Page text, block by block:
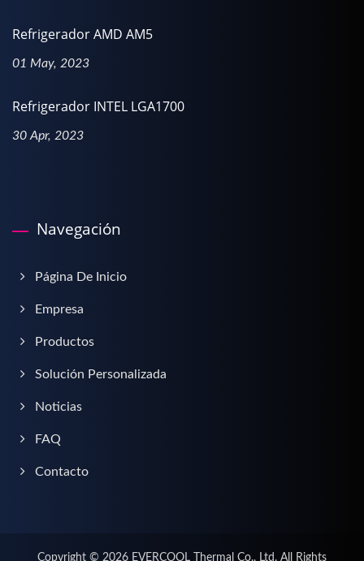
Refrigerador AMD AM5
01 May, 2023
Refrigerador INTEL LGA1700
30 Apr, 2023
Navegación
Página De Inicio
Empresa
Productos
Solución Personalizada
Noticias
FAQ
Contacto
Copyright © 2026 EVERCOOL Thermal Co., Ltd. All Rights